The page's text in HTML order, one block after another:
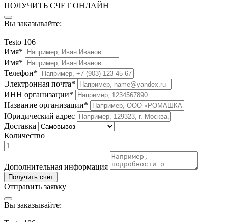
ПОЛУЧИТЬ СЧЕТ ОНЛАЙН
Вы заказывайте:
Testo 106
Имя*
Имя*
Телефон*
Электронная почта*
ИНН организации*
Название организации*
Юридический адрес
Доставка
Количество
Дополнительная информация
Получить счёт
Отправить заявку
Вы заказывайте: